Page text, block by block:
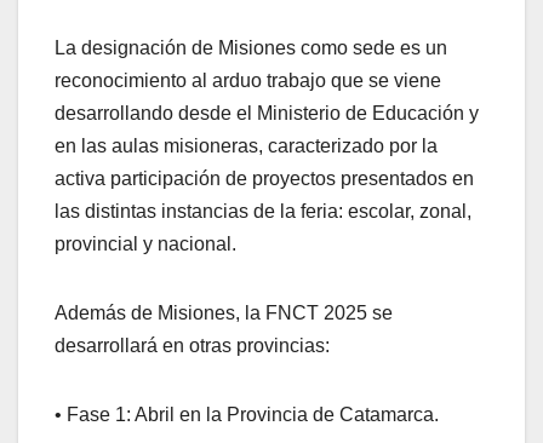
La designación de Misiones como sede es un
reconocimiento al arduo trabajo que se viene
desarrollando desde el Ministerio de Educación y
en las aulas misioneras, caracterizado por la
activa participación de proyectos presentados en
las distintas instancias de la feria: escolar, zonal,
provincial y nacional.
Además de Misiones, la FNCT 2025 se
desarrollará en otras provincias:
• Fase 1: Abril en la Provincia de Catamarca.